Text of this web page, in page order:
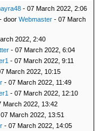
- 07 March 2022, 2:06
- door Webmaster - 07 March
2022, 2:40
- 07 March 2022, 6:04
- 07 March 2022, 9:11
March 2022, 10:15
- 07 March 2022, 11:49
- 07 March 2022, 12:10
March 2022, 13:42
March 2022, 13:51
- 07 March 2022, 14:05